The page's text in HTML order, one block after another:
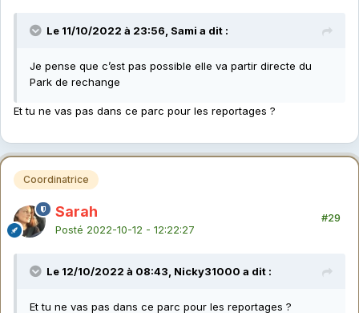
Le 11/10/2022 à 23:56, Sami a dit :
Je pense que c’est pas possible elle va partir directe du
Park de rechange
Et tu ne vas pas dans ce parc pour les reportages ?
Coordinatrice
Sarah
Posté 2022-10-12 - 12:22:27
#29
Le 12/10/2022 à 08:43, Nicky31000 a dit :
Et tu ne vas pas dans ce parc pour les reportages ?